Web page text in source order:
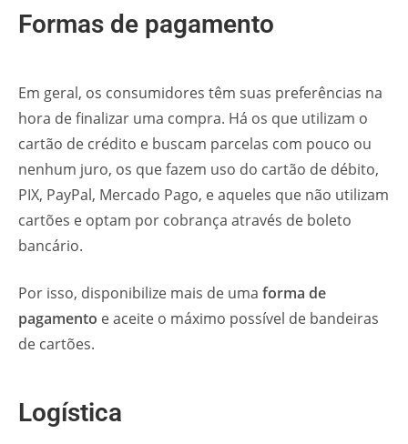
Formas de pagamento
Em geral, os consumidores têm suas preferências na
hora de finalizar uma compra. Há os que utilizam o
cartão de crédito e buscam parcelas com pouco ou
nenhum juro, os que fazem uso do cartão de débito,
PIX, PayPal, Mercado Pago, e aqueles que não utilizam
cartões e optam por cobrança através de boleto
bancário.
Por isso, disponibilize mais de uma forma de
pagamento e aceite o máximo possível de bandeiras
de cartões.
Logística